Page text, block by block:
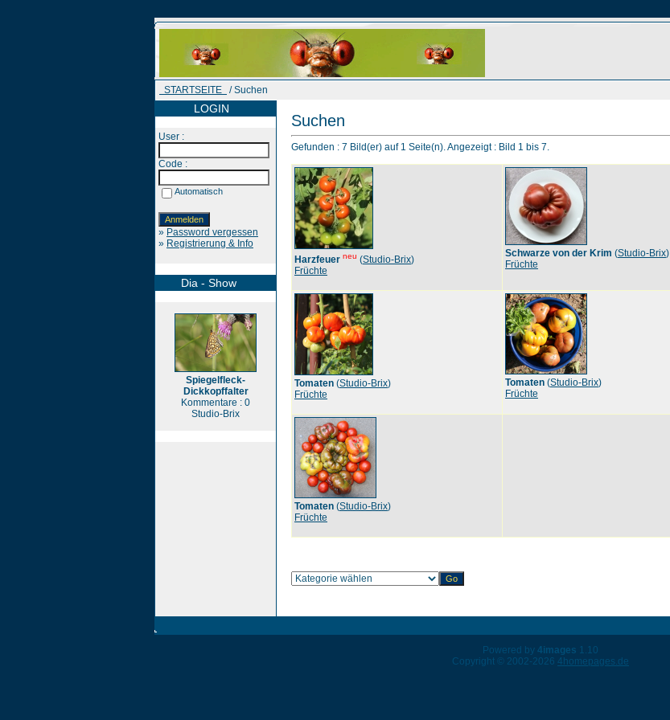
STARTSEITE / Suchen
LOGIN
User :
Code :
Automatisch
» Password vergessen
» Registrierung & Info
Dia - Show
Spiegelfleck-
Dickkopffalter
Kommentare : 0
Studio-Brix
Suchen
Gefunden : 7 Bild(er) auf 1 Seite(n). Angezeigt : Bild 1 bis 7.
Harzfeuer neu (Studio-Brix)
Früchte
Schwarze von der Krim (Studio-Brix)
Früchte
Tomaten (Studio-Brix)
Früchte
Tomaten (Studio-Brix)
Früchte
Tomaten (Studio-Brix)
Früchte
Powered by 4images 1.10
Copyright © 2002-2026 4homepages.de